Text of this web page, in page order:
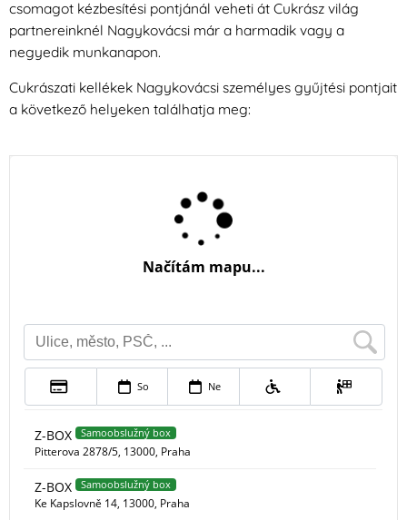
csomagot kézbesítési pontjánál veheti át Cukrász világ
partnereinknél Nagykovácsi már a harmadik vagy a
negyedik munkanapon.
Cukrászati kellékek Nagykovácsi személyes gyűjtési pontjait
a következő helyeken találhatja meg: